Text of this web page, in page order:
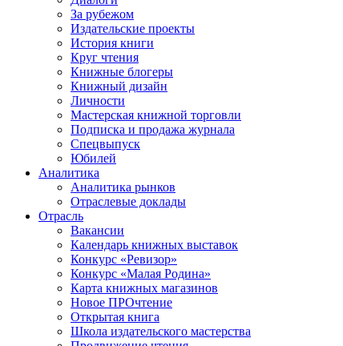
За рубежом
Издательские проекты
История книги
Круг чтения
Книжные блогеры
Книжный дизайн
Личности
Мастерская книжной торговли
Подписка и продажа журнала
Спецвыпуск
Юбилей
Аналитика
Аналитика рынков
Отраслевые доклады
Отрасль
Вакансии
Календарь книжных выставок
Конкурс «Ревизор»
Конкурс «Малая Родина»
Карта книжных магазинов
Новое ПРОчтение
Открытая книга
Школа издательского мастерства